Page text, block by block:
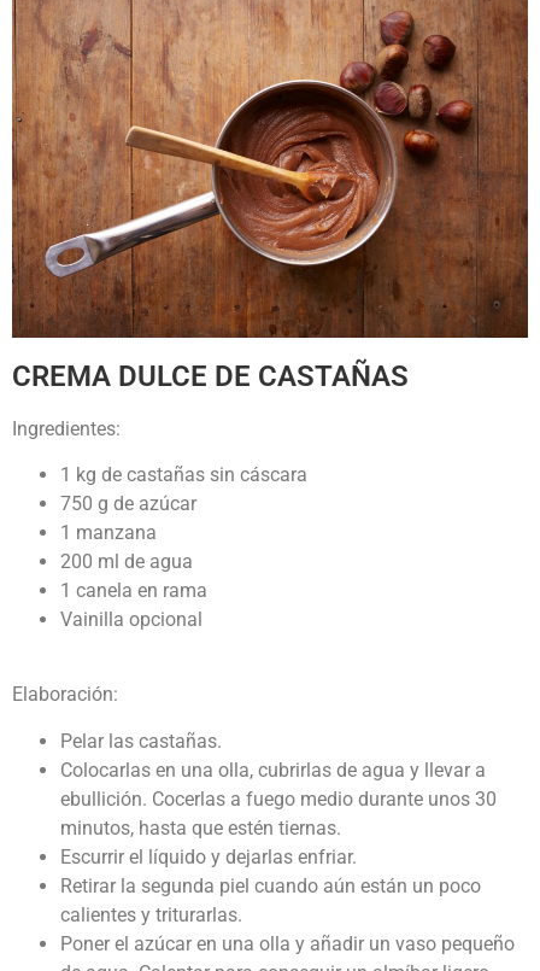
CREMA DULCE DE CASTAÑAS
Ingredientes:
1 kg de castañas sin cáscara
750 g de azúcar
1 manzana
200 ml de agua
1 canela en rama
Vainilla opcional
Elaboración:
Pelar las castañas.
Colocarlas en una olla, cubrirlas de agua y llevar a
ebullición. Cocerlas a fuego medio durante unos 30
minutos, hasta que estén tiernas.
Escurrir el líquido y dejarlas enfriar.
Retirar la segunda piel cuando aún están un poco
calientes y triturarlas.
Poner el azúcar en una olla y añadir un vaso pequeño